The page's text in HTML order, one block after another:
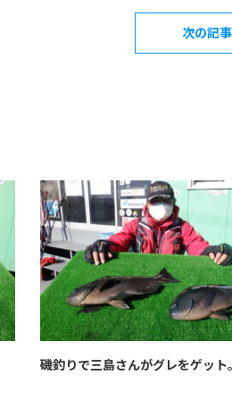
次の記事
磯釣りで三島さんがグレをゲット